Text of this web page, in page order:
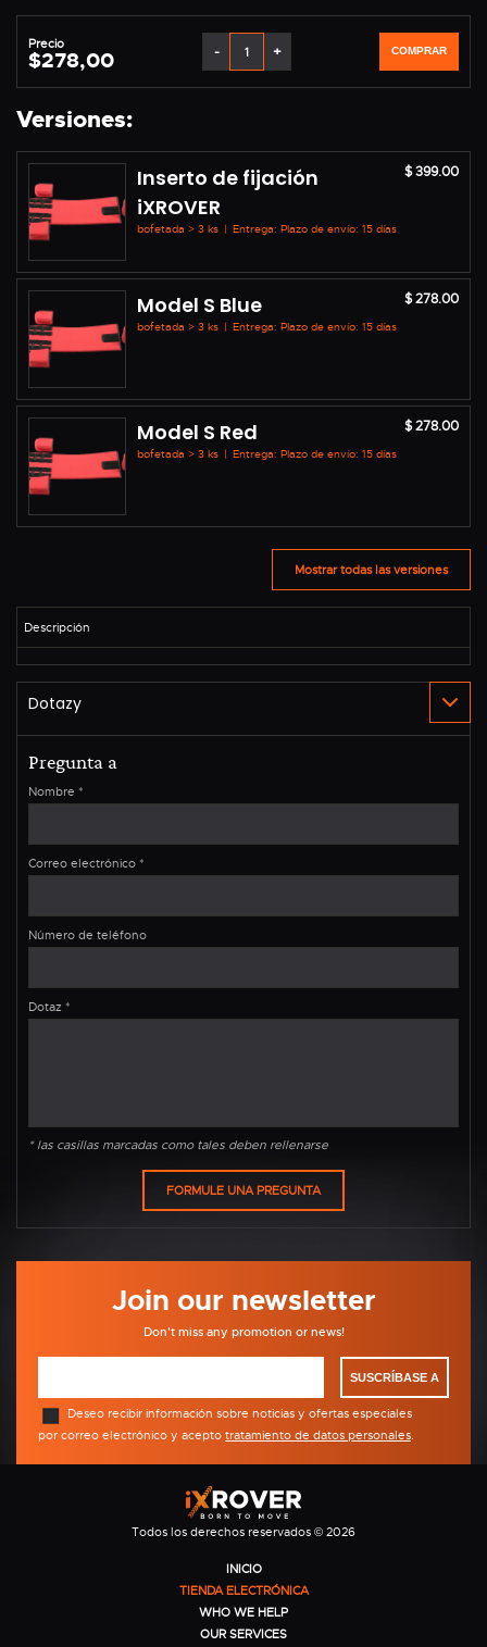
Precio
$278,00 - + COMPRAR
Versiones:
Inserto de fijación
iXROVER
bofetada > 3 ks | Entrega: Plazo de envío: 15 días
$ 399.00
Model S Blue
bofetada > 3 ks | Entrega: Plazo de envío: 15 días
$ 278.00
Model S Red
bofetada > 3 ks | Entrega: Plazo de envío: 15 días
$ 278.00
Mostrar todas las versiones
Pregunta a
Nombre *
Correo electrónico *
Número de teléfono
Dotaz *
* las casillas marcadas como tales deben rellenarse
Join our newsletter
Don't miss any promotion or news!
SUSCRÍBASE A
Deseo recibir información sobre noticias y ofertas especiales
por correo electrónico y acepto tratamiento de datos personales.
Todos los derechos reservados © 2026
INICIO
TIENDA ELECTRÓNICA
WHO WE HELP
OUR SERVICES